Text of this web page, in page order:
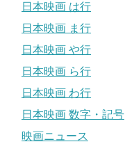
日本映画 は行
日本映画 ま行
日本映画 や行
日本映画 ら行
日本映画 わ行
日本映画 数字・記号
映画ニュース